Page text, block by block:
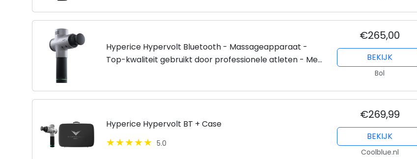
Hyperice Hypervolt Bluetooth - Massageapparaat -
Top-kwaliteit gebruikt door professionele atleten - Met
€265,00
BEKIJK
Bol
Hyperice Hypervolt BT + Case
5.0
€269,99
BEKIJK
Coolblue.nl